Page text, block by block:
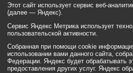
Этот сайт использует сервис веб-
(далее — Яндекс).
Сервис Яндекс Метрика использует
пользовательской активности.
Собранная при помощи cookie
использовании вами данного сайта,
Федерации. Яндекс будет обрабатывать
предоставления других услуг. Яндекс